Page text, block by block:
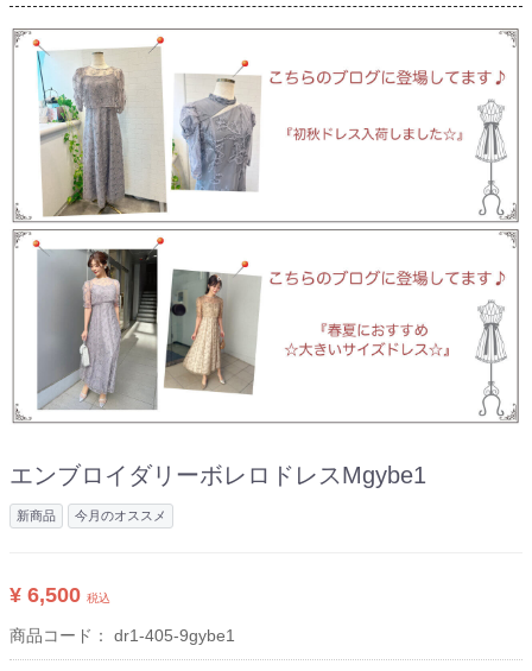
エンブロイダリーボレロドレスMgybe1
新商品 今月のオススメ
¥ 6,500 税込
商品コード： dr1-405-9gybe1